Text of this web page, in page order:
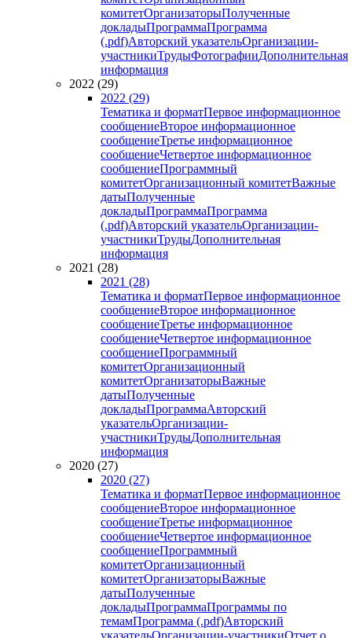
комитетОрганизаторыПолученные
докладыПрограммаПрограмма
(.pdf)Авторский указательОрганизации-
участникиТрудыФотографииДополнительная
информация
2022 (29)
2022 (29)
Тематика и форматПервое информационное
сообщениеВторое информационное
сообщениеТретье информационное
сообщениеЧетвертое информационное
сообщениеПрограммный
комитетОрганизационный комитетВажные
датыПолученные
докладыПрограммаПрограмма
(.pdf)Авторский указательОрганизации-
участникиТрудыДополнительная
информация
2021 (28)
2021 (28)
Тематика и форматПервое информационное
сообщениеВторое информационное
сообщениеТретье информационное
сообщениеЧетвертое информационное
сообщениеПрограммный
комитетОрганизационный
комитетОрганизаторыВажные
датыПолученные
докладыПрограммаАвторский
указательОрганизации-
участникиТрудыДополнительная
информация
2020 (27)
2020 (27)
Тематика и форматПервое информационное
сообщениеВторое информационное
сообщениеТретье информационное
сообщениеЧетвертое информационное
сообщениеПрограммный
комитетОрганизационный
комитетОрганизаторыВажные
датыПолученные
докладыПрограммаПрограммы по
темамПрограмма (.pdf)Авторский
указательОрганизации-участникиОтчет о